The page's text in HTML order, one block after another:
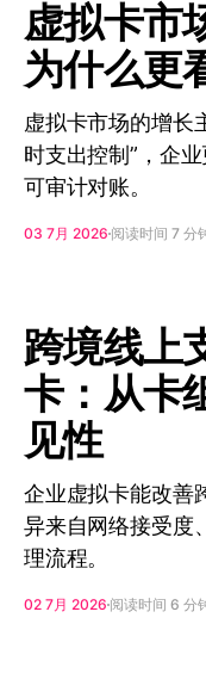
虚拟卡市
为什么更
虚拟卡市场的增长
时支出控制”，企
可审计对账。
03 7月 2026 阅读时间 7 分
跨境线上
卡：从卡
见性
企业虚拟卡能改善
异来自网络接受度
理流程。
02 7月 2026 阅读时间 6 分